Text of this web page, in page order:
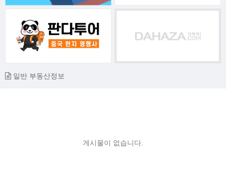
일반 부동산정보
게시물이 없습니다.